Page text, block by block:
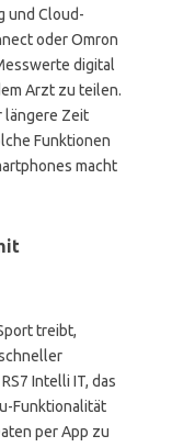
und Cloud-
oder Omron
digital
Arzt zu teilen.
längere Zeit
Funktionen
macht
treibt,
Intelli IT, das
Funktionalität
per App zu